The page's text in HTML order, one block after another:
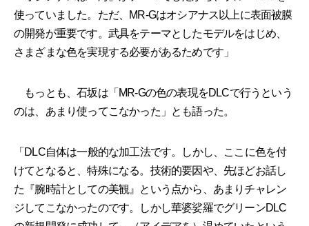
使っていました。ただ、MR-Gはオシアナス以上に表面被膜
の開発が重要です。武具をテーマとしたモデルをはじめ、
さまざまな色を実現する必要があるためです」
もっとも、石坂は「MR-Gの色の表現をDLCで行うという
のは、あまり使ってこなかった」とも語った。
「DLC自体は一般的な加工法です。しかし、ここに色を付
けてとなると、特殊になる。技術的要因や、先ほどお話し
た『腕時計としての美観』という点から、あまりチャレン
ジしてこなかったのです。しかし華婆娑羅でグリーンDLC